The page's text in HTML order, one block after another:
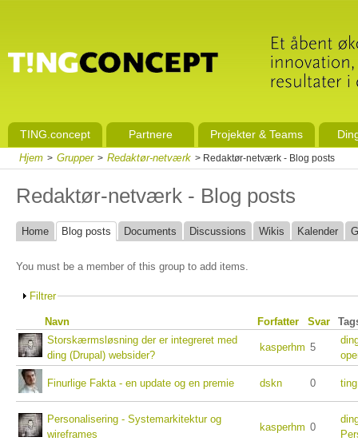
TING.concept Partnere Projekter & Teams
Hjem > Grupper > Redaktør-netværk > Redaktør-netværk - Blog posts
Redaktør-netværk - Blog posts
Home Blog posts Documents Discussions Wikis Kalender
You must be a member of this group to add items.
Filtrer
Navn Forfatter Svar
Storskærmsløsning der er integreret med
ding (Drupal) websider?
kasperhm 5
Finurlige Fakta - en update og en premie dskn 0 ting
Personalisering - Systemarkitektur og
wireframes
kasperhm 0